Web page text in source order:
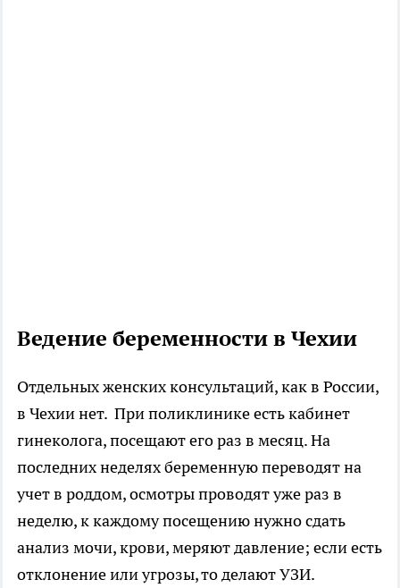
Ведение беременности в Чехии
Отдельных женских консультаций, как в России,
в Чехии нет. При поликлинике есть кабинет
гинеколога, посещают его раз в месяц. На
последних неделях беременную переводят на
учет в роддом, осмотры проводят уже раз в
неделю, к каждому посещению нужно сдать
анализ мочи, крови, меряют давление; если есть
отклонение или угрозы, то делают УЗИ.